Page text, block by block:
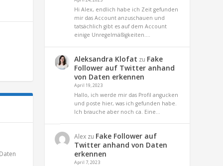
Daten
Hi Alex, endlich habe ich Zeit gefunden
mir das Account anzuschauen und
tatsächlich gibt es auf dem Account
einige Unregelmäßigkeiten.…
Aleksandra Klofat zu Fake
Follower auf Twitter anhand
von Daten erkennen
April 19, 2023
Hallo, ich werde mir das Profil angucken
und poste hier, was ich gefunden habe.
Ich brauche aber noch ca. Eine…
Alex zu Fake Follower auf
Twitter anhand von Daten
erkennen
April 7, 2023